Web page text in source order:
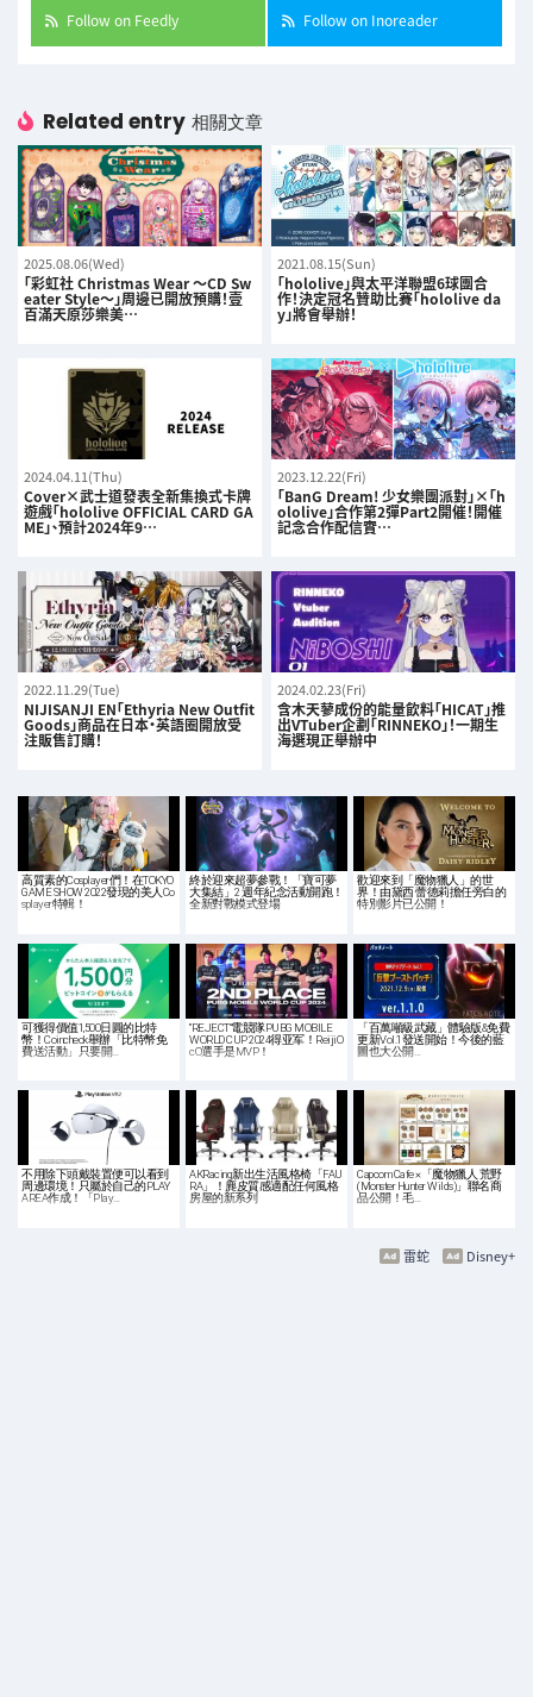
Follow on Feedly Follow on Inoreader
Related entry 相關文章
2025.08.06(Wed)
「彩虹社 Christmas Wear 〜CD Sw
eater Style〜」周邊已開放預購！壹
百滿天原莎樂美…
2021.08.15(Sun)
「hololive」與太平洋聯盟6球團合
作！決定冠名贊助比賽「hololive da
y」將會舉辦！
2024.04.11(Thu)
Cover×武士道發表全新集換式卡牌
遊戲「hololive OFFICIAL CARD GA
ME」、預計2024年9…
2023.12.22(Fri)
「BanG Dream! 少女樂團派對」×「h
ololive」合作第2彈Part2開催！開催
記念合作配信實…
2022.11.29(Tue)
NIJISANJI EN「Ethyria New Outfit
Goods」商品在日本・英語圈開放受
注販售訂購！
2024.02.23(Fri)
含木天蓼成份的能量飲料「HICAT」推
出VTuber企劃「RINNEKO」！一期生
海選現正舉辦中
高質素的Cosplayer們！在TOKYO
GAME SHOW 2022發現的美人Co
splayer特輯！
終於迎來超夢參戰！「寶可夢
大集結」2 週年紀念活動開跑！
全新對戰模式登場
歡迎來到「魔物獵人」的世
界！由黛西·蕾德莉擔任旁白的
特別影片已公開！
可獲得價值1,500日圓的比特
幣！Coincheck舉辦「比特幣免
費送活動」只要開…
”REJECT“電競隊PUBG MOBILE
WORLD CUP 2024得亚军！ReijiO
cO選手是MVP！
「百萬噸級武藏」體驗版&免費
更新Vol.1發送開始！今後的藍
圖也大公開…
不用除下頭戴裝置便可以看到
周邊環境！只屬於自己的PLAY
AREA作成！「Play…
AKRacing新出生活風格椅「FAU
RA」！麂皮質感適配任何風格
房屋的新系列
Capcom Cafe ×「魔物獵人 荒野
(Monster Hunter Wilds)」聯名商
品公開！毛…
Disney+
雷蛇